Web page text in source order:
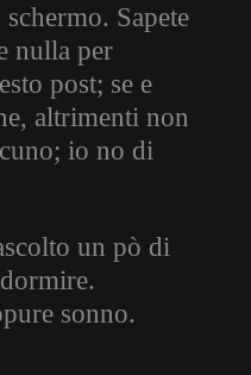
Sapete
nulla per
post; se e
altrimenti non
io no di
un pò di
sonno.